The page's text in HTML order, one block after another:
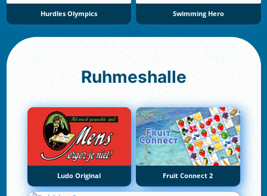
Hurdles Olympics Swimming Hero
Ruhmeshalle
Ludo Original Fruit Connect 2